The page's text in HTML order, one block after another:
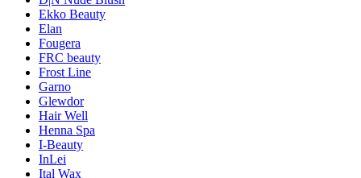
Ekko Beauty
Elan
Fougera
FRC beauty
Frost Line
Garno
Glewdor
Hair Well
Henna Spa
I-Beauty
InLei
Ital Wax